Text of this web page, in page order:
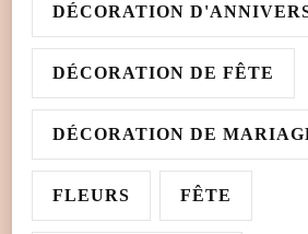
DÉCORATION
DÉCORATION DE FÊTE
DÉCORATION DE
FLEURS FÊTE